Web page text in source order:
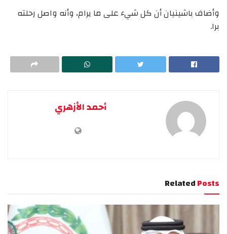
وأضاف باشينيان أن كل شيء على ما يرام، وأنه واصل رحلته
برا.
أحمد الأزهري
RelatedPosts